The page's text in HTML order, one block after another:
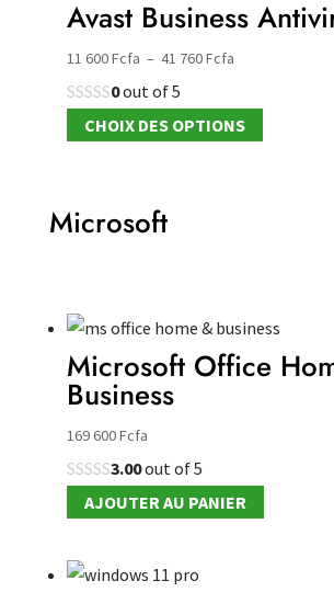
Avast Business
11 600Fcfa – 41 760FcfaPlage
prix :
11
0out of 5
CHOIX DES OPTIONS
peuvent
être
choisies
produit
Microsoft
Microsoft Office
Business
169 600Fcfa
3.00out of 5
AJOUTER AU PANIER